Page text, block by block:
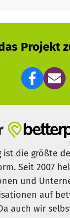
um
Sicherheit &
anzumieten
und
vorbei:
Projekt
ist die größte
Seit 2007
und
auf
auch wir